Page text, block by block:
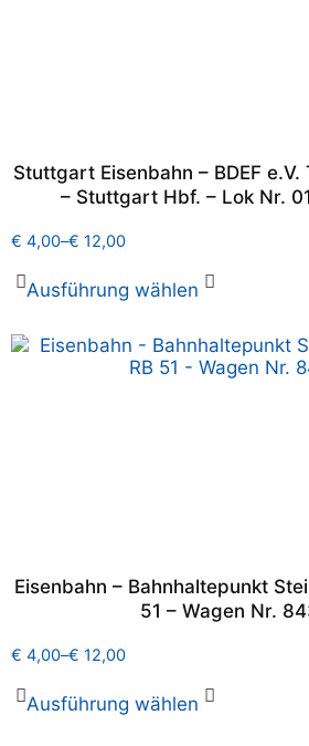
Stuttgart Eisenbahn – BDEF
– Stuttgart Hbf. – Lok Nr.
€ 4,00–€ 12,00
Ausführung wählen
Eisenbahn – Bahnhaltepunkt
51 – Wagen Nr.
€ 4,00–€ 12,00
Ausführung wählen